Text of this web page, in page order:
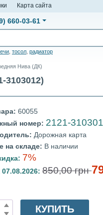
Карта сайта
660-03-61
тосол радиатор
Нива (ДК)
60055
номер: 2121-
Дорожная карта
на складе: В наличии
7%
850,00 грн
КУПИТЬ